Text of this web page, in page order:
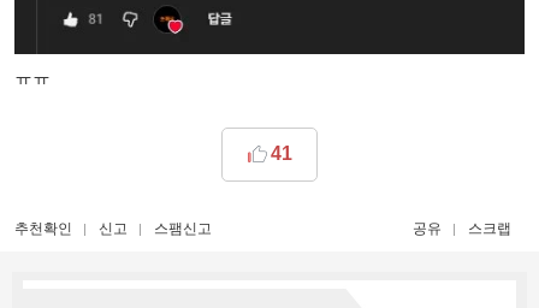
ㅠㅠ
41
추천확인 신고 스팸신고 공유 스크랩